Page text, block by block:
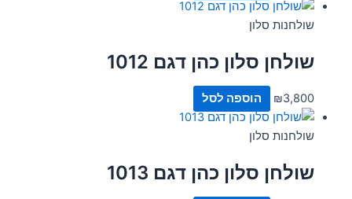
שולחנות סלון
שולחן סלון כהן דגם 1012
₪3,800 הוספה לסל
שולחנות סלון
שולחן סלון כהן דגם 1013